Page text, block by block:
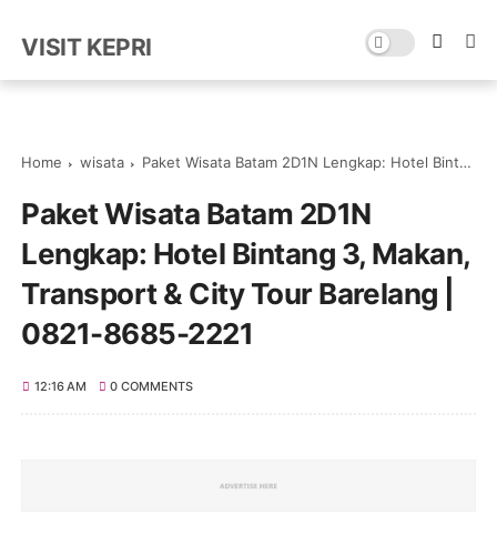
VISIT KEPRI
Home wisata Paket Wisata Batam 2D1N Lengkap: Hotel Bintang 3, Makan, Transport & City Tour Barelang | 0821-8685-2221
Paket Wisata Batam 2D1N
Lengkap: Hotel Bintang 3, Makan,
Transport & City Tour Barelang |
0821-8685-2221
12:16 AM 0 COMMENTS